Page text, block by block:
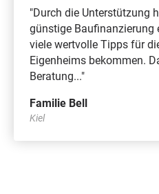
"Durch die Unterstützung
günstige Baufinanzierung
viele wertvolle Tipps für
Eigenheims bekommen.
Beratung..."
Familie Bell
Kiel